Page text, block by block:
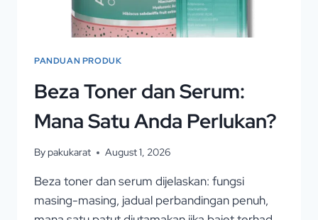
PANDUAN PRODUK
Beza Toner dan Serum:
Mana Satu Anda Perlukan?
Bypakukarat August 1, 2026
Beza toner dan serum dijelaskan: fungsi
masing-masing, jadual perbandingan penuh,